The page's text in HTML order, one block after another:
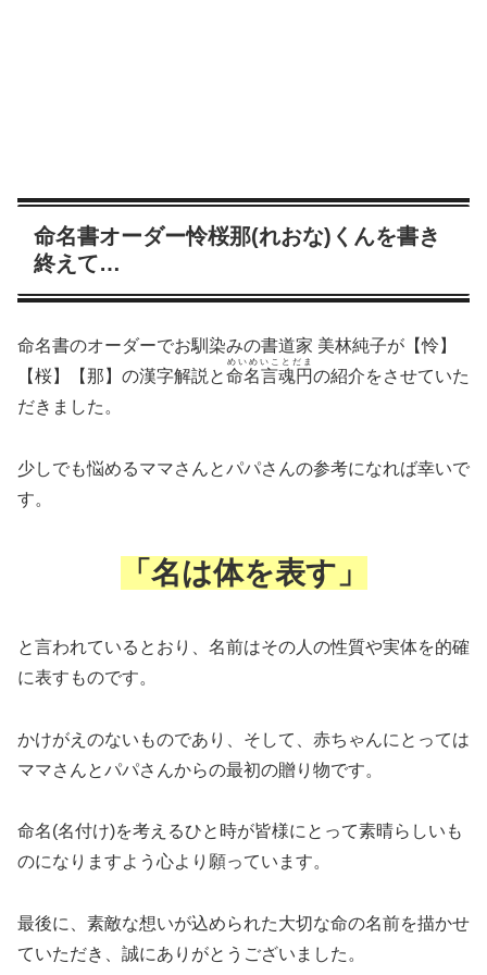
命名書オーダー怜桜那(れおな)くんを書き
終えて…
命名書のオーダーでお馴染みの書道家 美林純子が【怜】
【桜】【那】の漢字解説と命名言魂円
めいめいことだま
の紹介をさせていた
だきました。
少しでも悩めるママさんとパパさんの参考になれば幸いで
す。
「名は体を表す」
と言われているとおり、名前はその人の性質や実体を的確
に表すものです。
かけがえのないものであり、そして、赤ちゃんにとっては
ママさんとパパさんからの最初の贈り物です。
命名(名付け)を考えるひと時が皆様にとって素晴らしいも
のになりますよう心より願っています。
最後に、素敵な想いが込められた大切な命の名前を描かせ
ていただき、誠にありがとうございました。